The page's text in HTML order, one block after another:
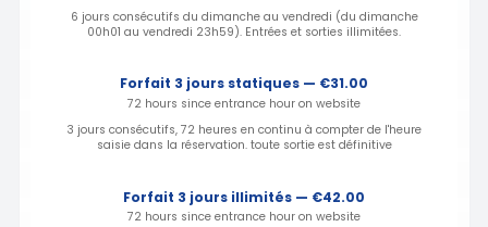
6 jours consécutifs du dimanche au vendredi (du dimanche
00h01 au vendredi 23h59). Entrées et sorties illimitées.
Forfait 3 jours statiques — €31.00
72 hours since entrance hour on website
3 jours consécutifs, 72 heures en continu à compter de l'heure
saisie dans la réservation. toute sortie est définitive
Forfait 3 jours illimités — €42.00
72 hours since entrance hour on website